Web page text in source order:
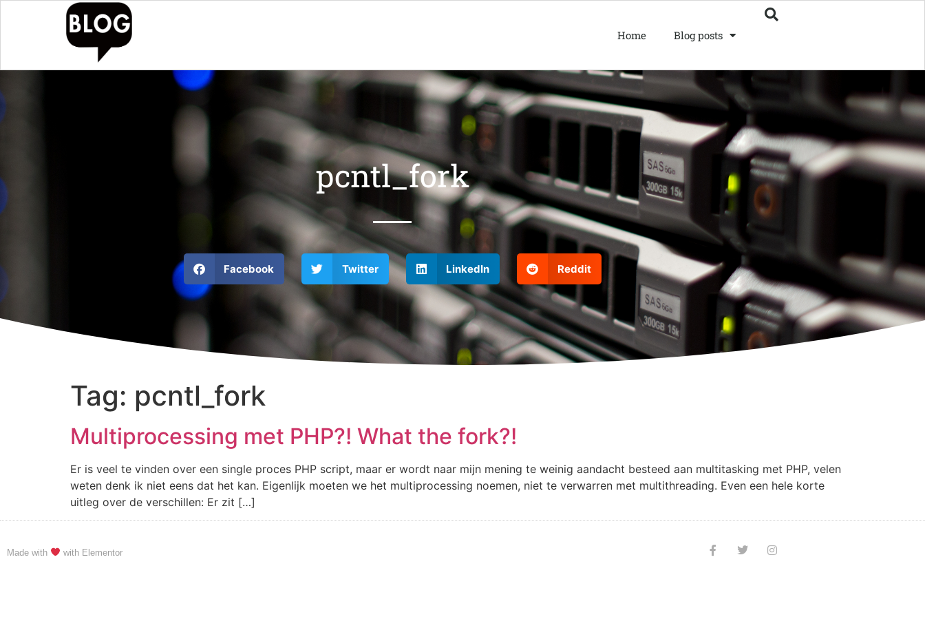
Home Blog posts
pcntl_fork
Facebook Twitter LinkedIn Reddit
Tag: pcntl_fork
Multiprocessing met PHP?! What the fork?!
Er is veel te vinden over een single proces PHP script, maar er wordt naar mijn mening te weinig aandacht besteed aan multitasking met PHP, velen
weten denk ik niet eens dat het kan. Eigenlijk moeten we het multiprocessing noemen, niet te verwarren met multithreading. Even een hele korte
uitleg over de verschillen: Er zit […]
Made with with Elementor